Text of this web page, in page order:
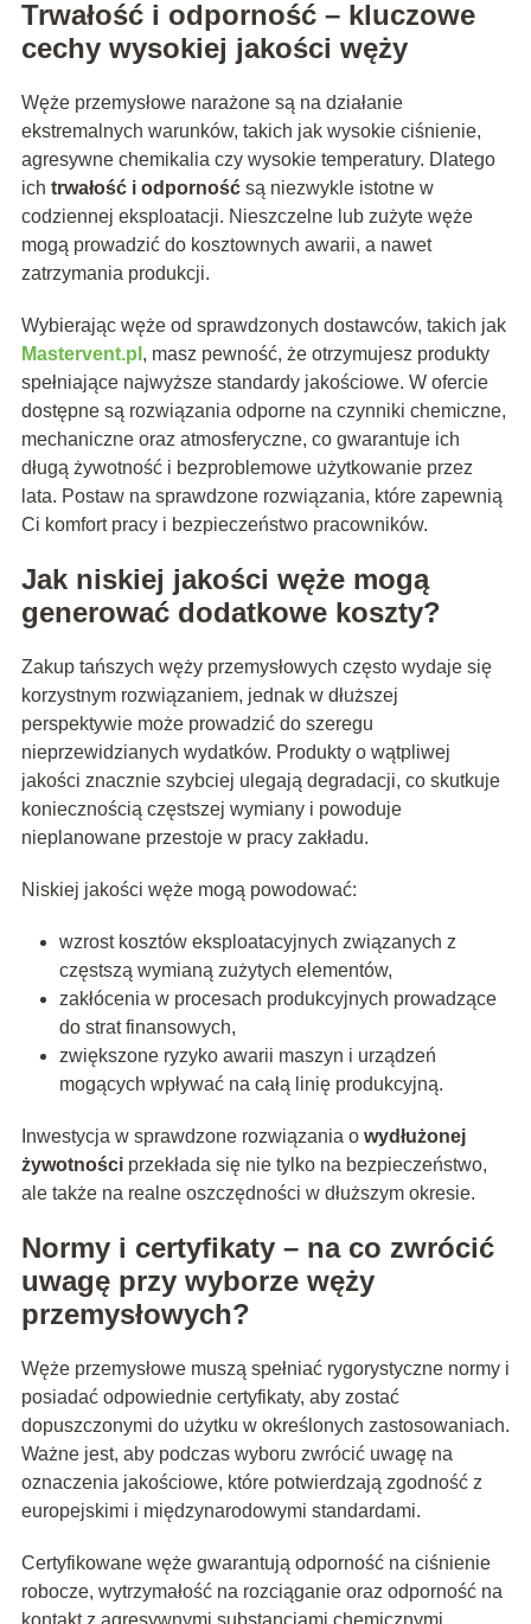
Trwałość i odporność – kluczowe
cechy wysokiej jakości węży
Węże przemysłowe narażone są na działanie
ekstremalnych warunków, takich jak wysokie ciśnienie,
agresywne chemikalia czy wysokie temperatury. Dlatego
ich trwałość i odpornośćsą niezwykle istotne w
codziennej eksploatacji. Nieszczelne lub zużyte węże
mogą prowadzić do kosztownych awarii, a nawet
zatrzymania produkcji.
Wybierając węże od sprawdzonych dostawców, takich jak
Mastervent.pl , masz pewność, że otrzymujesz produkty
spełniające najwyższe standardy jakościowe. W ofercie
dostępne są rozwiązania odporne na czynniki chemiczne,
mechaniczne oraz atmosferyczne, co gwarantuje ich
długą żywotność i bezproblemowe użytkowanie przez
lata. Postaw na sprawdzone rozwiązania, które zapewnią
Ci komfort pracy i bezpieczeństwo pracowników.
Jak niskiej jakości węże mogą
generować dodatkowe koszty?
Zakup tańszych węży przemysłowych często wydaje się
korzystnym rozwiązaniem, jednak w dłuższej
perspektywie może prowadzić do szeregu
nieprzewidzianych wydatków. Produkty o wątpliwej
jakości znacznie szybciej ulegają degradacji, co skutkuje
koniecznością częstszej wymiany i powoduje
nieplanowane przestoje w pracy zakładu.
Niskiej jakości węże mogą powodować:
wzrost kosztów eksploatacyjnych związanych z
częstszą wymianą zużytych elementów,
zakłócenia w procesach produkcyjnych prowadzące
do strat finansowych,
zwiększone ryzyko awarii maszyn i urządzeń
mogących wpływać na całą linię produkcyjną.
Inwestycja w sprawdzone rozwiązania o wydłużonej
żywotnościprzekłada się nie tylko na bezpieczeństwo,
ale także na realne oszczędności w dłuższym okresie.
Normy i certyfikaty – na co zwrócić
uwagę przy wyborze węży
przemysłowych?
Węże przemysłowe muszą spełniać rygorystyczne normy i
posiadać odpowiednie certyfikaty, aby zostać
dopuszczonymi do użytku w określonych zastosowaniach.
Ważne jest, aby podczas wyboru zwrócić uwagę na
oznaczenia jakościowe, które potwierdzają zgodność z
europejskimi i międzynarodowymi standardami.
Certyfikowane węże gwarantują odporność na ciśnienie
robocze, wytrzymałość na rozciąganie oraz odporność na